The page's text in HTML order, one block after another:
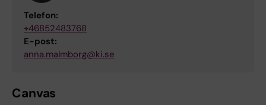
Telefon:
+46852483768
E-post:
anna.malmborg@ki.se
Canvas